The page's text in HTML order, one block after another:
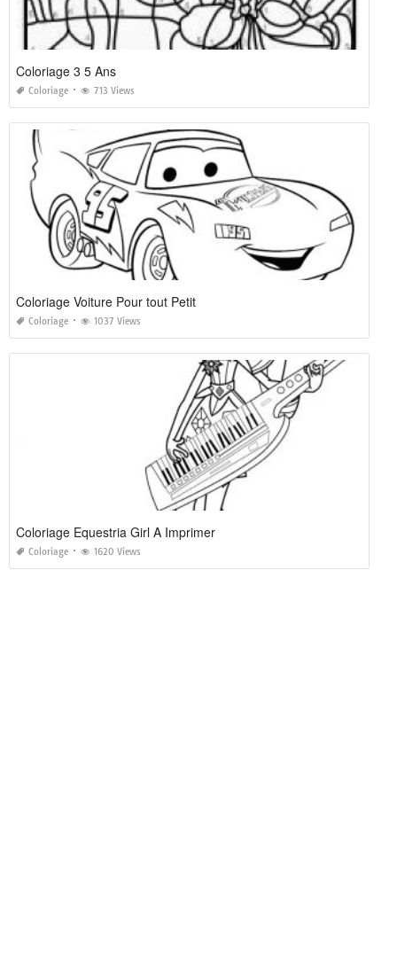
Coloriage 3 5 Ans
Coloriage 713 Views
Coloriage Voiture Pour tout Petit
Coloriage 1037 Views
Coloriage Equestria Girl A Imprimer
Coloriage 1620 Views